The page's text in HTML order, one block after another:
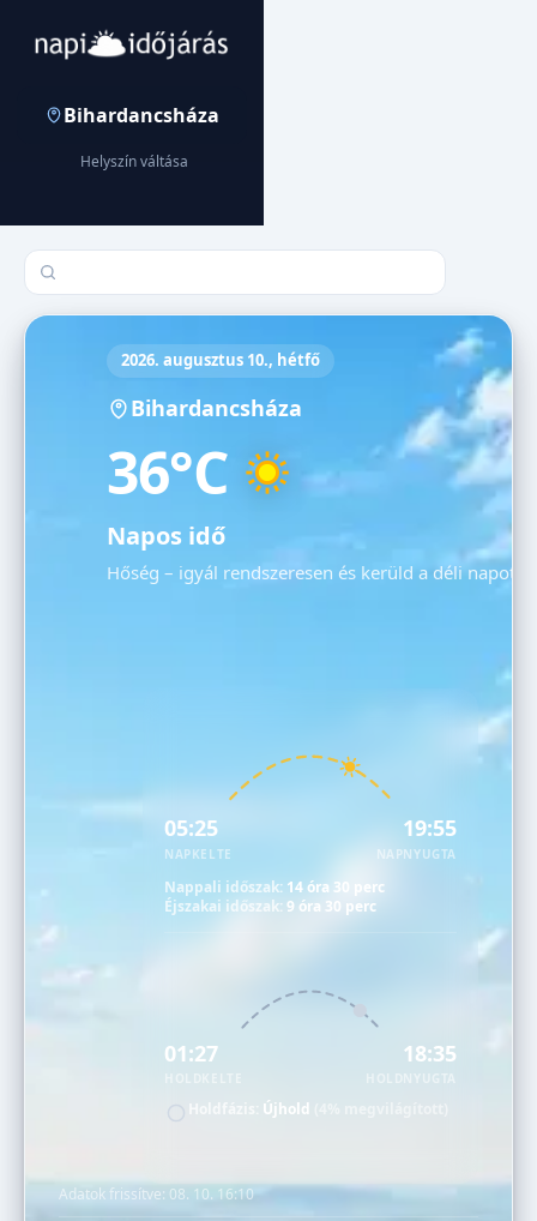
Bihardancsháza
Helyszín váltása
Település keresése
2026. augusztus 10., hétfő
Bihardancsháza
36°C
Napos idő
Hőség – igyál rendszeresen és kerüld a déli napot!
05:25
NAPKELTE
19:55
NAPNYUGTA
Nappali időszak: 14 óra 30 perc
Éjszakai időszak:9 óra 30 perc
01:27 18:35
HOLDNYUGTA
Holdfázis: Újhold
Adatok frissítve: 08. 10. 16:10